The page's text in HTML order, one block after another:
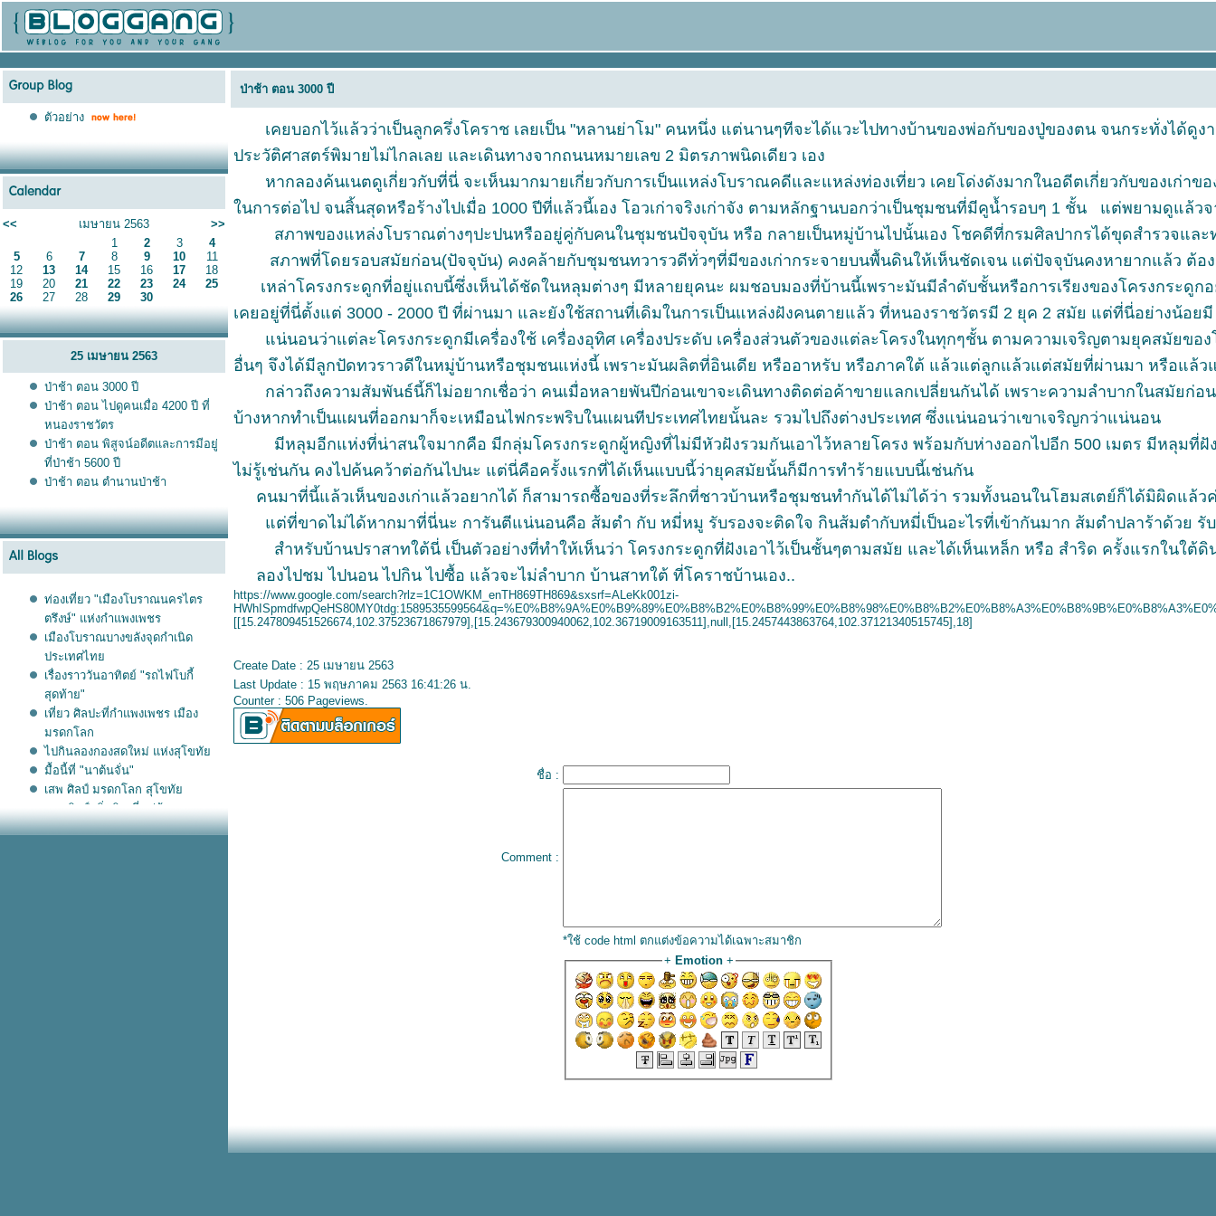
ตัวอย่าง
<< เมษายน 2563
>>
1
2 3
4
5
6 7 8 9 10
11
12
13 14 15 16 17
18
19
20 21 22 23 24
25
26
27 28 29 30
25 เมษายน 2563
ป่าช้า ตอน 3000 ปี
ป่าช้า ตอน ไปดูคนเมื่อ 4200 ปี ที่
หนองราชวัตร
ป่าช้า ตอน พิสูจน์อดีตและการมีอยู่
ที่ป่าช้า 5600 ปี
ป่าช้า ตอน ตำนานป่าช้า
ท่องเที่ยว "เมืองโบราณนครไตร
ตรึงษ์" แห่งกำแพงเพชร
เมืองโบราณบางขลังจุดกำเนิด
ประเทศไท
เรื่องราววันอาทิตย์ "รถไฟโบกี้
สุดท้าย"
เที่ยว ศิลปะที่กำแพงเพชร เมือง
มรดกโลก
ไปกินลองกองสดใหม่ แห่งสุโขทั
มื้อนี้ที่ "นาต้นจั่น"
เสพ ศิลป์ มรดกโลก สุโขทั
หอมศิลป์กลิ่นดิน ที่หมู่บ้าน
เครื่องปั้นดินเผาแห่งสุโขทั
ป่าช้า ตอน 3000 ปี
เคยบอกไว้แล้วว่าเป็นลูกครึ่งโคราช เลยเป็น "หลานย่าโม" คนหนึ่ง แต่นานๆทีจะได้แวะไปทางบ้านของพ่อกับของปู่ของตน จนกระทั่งได้
ประวัติศาสตร์พิมายไม่ไกลเลย และเดินทางจากถนนหมายเลข 2 มิตรภาพนิดเดียว เอง
หากลองค้นเนตดูเกี่ยวกับที่นี่ จะเห็นมากมายเกี่ยวกับการเป็นแหล่งโบราณคดีและแหล่งท่องเที่ยว เคยโด่งดังมากในอดีตเกี่ยวกับของเก่
นการต่อไป จนสิ้นสุดหรือร้างไปเมื่อ 1000 ปีที่แล้วนี้เอง โอวเก่าจริงเก่าจัง ตามหลักฐานบอกว่าเป็นชุมชนที่มีคูน้ำรอบๆ 1 ชั้น แต่พยามดูแล้
สภาพของแหล่งโบราณต่างๆปะปนหรืออยู่คู่กับคนในชุมชนปัจจุบัน หรือ กลายเป็นหมู่บ้านไปนั้นเอง โชคดีที่กรมศิลปากรได้ขุดสำรวจและ
สภาพที่โดยรอบสมัยก่อน(ปัจจุบัน) คงคล้ายกับชุมชนทวารวดีทั่วๆที่มีของเก่ากระจายบนพื้นดินให้เห็นชัดเจน แต่ปัจจุบันคงหายากแล้ว ต้อง
เหล่าโครงกระดูกที่อยู่แถบนี้ซึ่งเห็นได้ชัดในหลุมต่างๆ มีหลายยุคนะ ผมชอบมองที่บ้านนี้เพราะมันมีลำดับชั้นหรือการเรียงของโครงกระดู
เคยอยู่ที่นี่ตั้งแต่ 3000 - 2000 ปี ที่ผ่านมา และยังใช้สถานที่เดิมในการเป็นแหล่งฝังคนตายแล้ว ที่หนองราชวัตรมี 2 ยุค 2 สมัย แต่ที่นี่อย่างน้อย
น่นอนว่าแต่ละโครงกระดูกมีเครื่องใช้ เครื่องอุทิศ เครื่องประดับ เครื่องส่วนตัวของแต่ละโครงในทุกๆชั้น ตามความเจริญตามยุคสมัยขอ
อื่นๆ จึงได้มีลูกปัดทวราวดีในหมู่บ้านหรือชุมชนแห่งนี้ เพราะมันผลิตที่อินเดีย หรืออาหรับ หรือภาคใต้ แล้วแต่ลูกแล้วแต่สมัยที่ผ่านมา หรือแล้
กล่าวถึงความสัมพันธ์นี้ก็ไม่อยากเชื่อว่า คนเมื่อหลายพันปีก่อนเขาจะเดินทางติดต่อค้าขายแลกเปลี่ยนกันได้ เพราะความลำบากในสมัยก่
บ้างหากทำเป็นแผนที่ออกมาก็จะเหมือนไฟกระพริบในแผนทีประเทศไทยนั้นละ รวมไปถึงต่างประเทศ ซึ่งแน่นอนว่าเขาเจริญกว่าแน่นอน
มีหลุมอีกแห่งที่น่าสนใจมากคือ มีกลุ่มโครงกระดูกผู้หญิงที่ไม่มีหัวฝังรวมกันเอาไว้หลายโครง พร้อมกับห่างออกไปอีก 500 เมตร มีหลุมที่ฝัง
ไม่รู้เช่นกัน คงไปค้นคว้าต่อกันไปนะ แต่นี่คือครั้งแรกที่ได้เห็นแบบนี้ว่ายุคสมัยนั้นก็มีการทำร้ายแบบนี้เช่นกัน
คนมาที่นี้แล้วเห็นของเก่าแล้วอยากได้ ก็สามารถซื้อของที่ระลึกที่ชาวบ้านหรือชุมชนทำกันได้ไม่ได้ว่า รวมทั้งนอนในโฮมสเตย์ก็ได้มิผิดแล้วค่
ต่ที่ขาดไม่ได้หากมาที่นี่นะ การันตีแน่นอนคือ ส้มตำ กับ หมี่หมู รับรองจะติดใจ กินส้มตำกับหมี่เป็นอะไรที่เข้ากันมาก ส้มตำปลาร้าด้วย รับ
สำหรับบ้านปราสาทใต้นี่ เป็นตัวอย่างที่ทำให้เห็นว่า โครงกระดูกที่ฝังเอาไว้เป็นชั้นๆตามสมัย และได้เห็นเหล็ก หรือ สำริด ครั้งแรกในใ
ลองไปชม ไปนอน ไปกิน ไปซื้อ แล้วจะไม่ลำบาก บ้านสาทใต้ ที่โคราชบ้านเอง..
https://www.google.com/search?rlz=1C1OWKM_enTH869TH869&sxsrf=ALeKk001zi-
[[15.247809451526674,102.37523671867979],[15.243679300940062,102.36719009163511],null,[15.2457443863764,102.37121340515745],18]
Create Date : 25 เมษายน 2563
Last Update : 15 พฤษภาคม 2563 16:41:26 น.
Counter : 506 Pageviews.
ชื่อ :
Comment :
*ใช้ code html ตกแต่งข้อความได้เฉพาะสมาชิก
+ Emotion+